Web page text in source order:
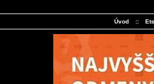
Úvod ::